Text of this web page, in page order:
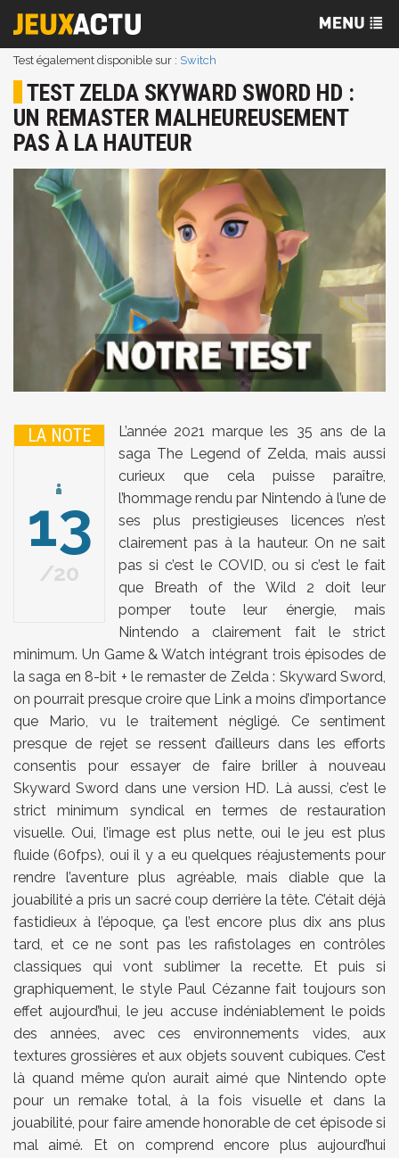
Test également disponible sur : Switch
TEST ZELDA SKYWARD SWORD HD :
UN REMASTER MALHEUREUSEMENT
PAS À LA HAUTEUR
LA NOTE
13
20
L’année 2021 marque les 35 ans de la
saga The Legend of Zelda, mais aussi
curieux que cela puisse paraître,
l’hommage rendu par Nintendo à l’une de
ses plus prestigieuses licences n’est
clairement pas à la hauteur. On ne sait
pas si c’est le COVID, ou si c’est le fait
que Breath of the Wild 2 doit leur
pomper toute leur énergie, mais
Nintendo a clairement fait le strict
minimum. Un Game & Watch intégrant trois épisodes de
la saga en 8-bit + le remaster de Zelda : Skyward Sword,
on pourrait presque croire que Link a moins d’importance
que Mario, vu le traitement négligé. Ce sentiment
presque de rejet se ressent d’ailleurs dans les efforts
consentis pour essayer de faire briller à nouveau
Skyward Sword dans une version HD. Là aussi, c’est le
strict minimum syndical en termes de restauration
visuelle. Oui, l’image est plus nette, oui le jeu est plus
fluide (60fps), oui il y a eu quelques réajustements pour
rendre l’aventure plus agréable, mais diable que la
jouabilité a pris un sacré coup derrière la tête. C’était déjà
fastidieux à l’époque, ça l’est encore plus dix ans plus
tard, et ce ne sont pas les rafistolages en contrôles
classiques qui vont sublimer la recette. Et puis si
graphiquement, le style Paul Cézanne fait toujours son
effet aujourd’hui, le jeu accuse indéniablement le poids
des années, avec ces environnements vides, aux
textures grossières et aux objets souvent cubiques. C’est
là quand même qu’on aurait aimé que Nintendo opte
pour un remake total, à la fois visuelle et dans la
jouabilité, pour faire amende honorable de cet épisode si
mal aimé. Et on comprend encore plus aujourd’hui